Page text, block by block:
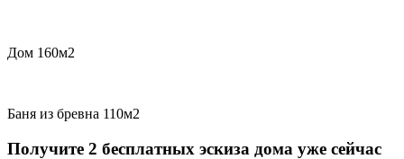
Дом 160м2
Баня из бревна 110м2
Получите 2 бесплатных эскиза дома уже сейчас